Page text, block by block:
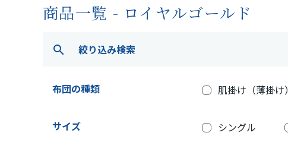
商品一覧 - ロイヤルゴールド
search 絞り込み検索
布団の種類 肌掛け（薄掛け）
サイズ シングル